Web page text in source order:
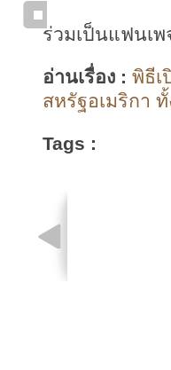
ร่วมเป็นแฟนเพ
อ่านเรื่อง : พิธีเ
สหรัฐอเมริกา
Tags :